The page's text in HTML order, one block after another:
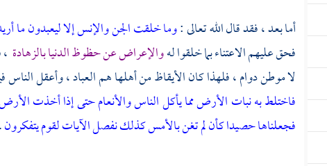
أما بعد ، فقد قال الله تعالى :وما خلقت الجن والإنس إلا ليعبدونما
فحق عليهم الاعتناء بما خلقوا لهوالإعراض عن حظوظ الدنيا بالزهادة
لا موطن دوام ، فلهذا كان الأيقاظ من أهلها هم العباد ، وأعقل الناس
فاختلط به نبات الأرض مما يأكل الناس والأنعام حتى إذا أخذت الأرض
فجعلناها حصيدا كأن لم تغن بالأمس كذلك نفصل الآيات لقوم يتفكرون